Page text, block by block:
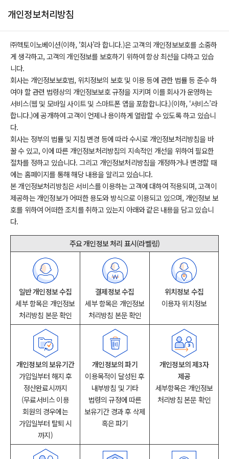
개인정보처리방침
㈜헥토이노베이션(이하, ‘회사’라 합니다.)은 고객의 개인정보보호를 소중하
게 생각하고, 고객의 개인정보를 보호하기 위하여 항상 최선을 다하고 있습
니다.
회사는 개인정보보호법, 위치정보의 보호 및 이용 등에 관한 법률 등 준수 하
여야 할 관련 법령상의 개인정보보호 규정을 지키며 이를 회사가 운영하는
서비스(웹 및 모바일 사이트 및 스마트폰 앱을 포함합니다.)(이하, ‘서비스’라
합니다.)에 공개하여 고객이 언제나 용이하게 열람할 수 있도록 하고 있습니
다.
회사는 정부의 법률 및 지침 변경 등에 따라 수시로 개인정보처리방침을 바
꿀 수 있고, 이에 따른 개인정보처리방침의 지속적인 개선을 위하여 필요한
절차를 정하고 있습니다. 그리고 개인정보처리방침을 개정하거나 변경할 때
에는 홈페이지를 통해 해당 내용을 알리고 있습니다.
본 개인정보처리방침은 서비스를 이용하는 고객에 대하여 적용되며, 고객이
제공하는 개인정보가 어떠한 용도와 방식으로 이용되고 있으며, 개인정보 보
호를 위하여 어떠한 조치를 취하고 있는지 아래와 같은 내용을 담고 있습니
주요 개인정보 처리 표시(라벨링)
일반 개인정보 수집
세부 항목은 개인정보
결제정보 수집
세부 항목은 개인정보
위치정보 수집
이용자 위치정보
개인정보의 보유기간
가입일부터 해지 후
정산완료시까지
(무료서비스 이용
회원의 경우에는
가입일부터 탈퇴 시
까지)
개인정보의 파기
이용목적이 달성된 후
내부방침 및 기타
법령의 규정에 따른
보유기간 경과 후 삭제
개인정보의 제3자
제공
세부항목은 개인정보
처리방침 본문 확인